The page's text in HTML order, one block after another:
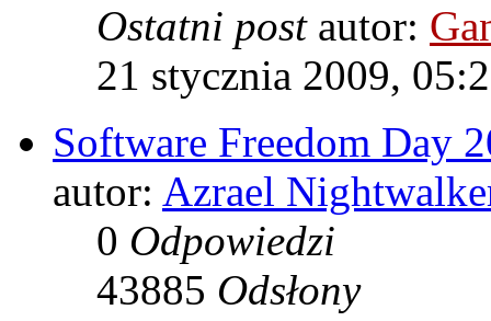
Ostatni post autor:
21 stycznia 2009,
Software Freedom Day
autor: Azrael
0 Odpowiedzi
43885 Odsłony